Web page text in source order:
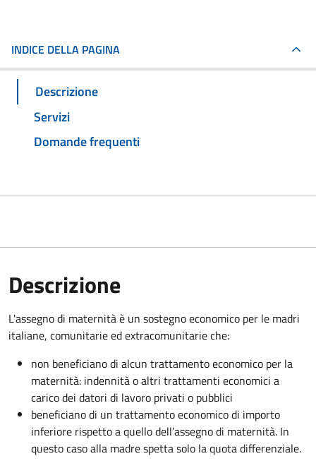
INDICE DELLA PAGINA
Descrizione
Servizi
Domande frequenti
Descrizione
L'assegno di maternità è un sostegno economico per le madri
italiane, comunitarie ed extracomunitarie che:
non beneficiano di alcun trattamento economico per la
maternità: indennità o altri trattamenti economici a
carico dei datori di lavoro privati o pubblici
beneficiano di un trattamento economico di importo
inferiore rispetto a quello dell’assegno di maternità. In
questo caso alla madre spetta solo la quota differenziale.